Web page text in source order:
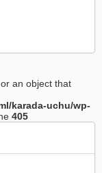
an object that
karada-uchu/wp-
405